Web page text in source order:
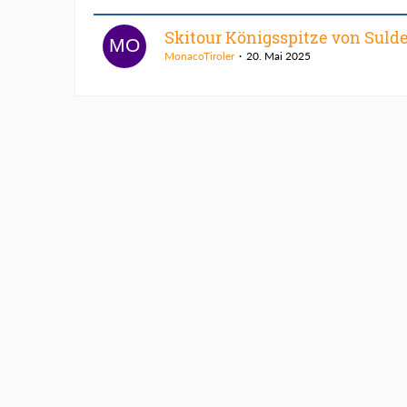
Skitour Königsspitze von
MonacoTiroler 20. Mai 2025